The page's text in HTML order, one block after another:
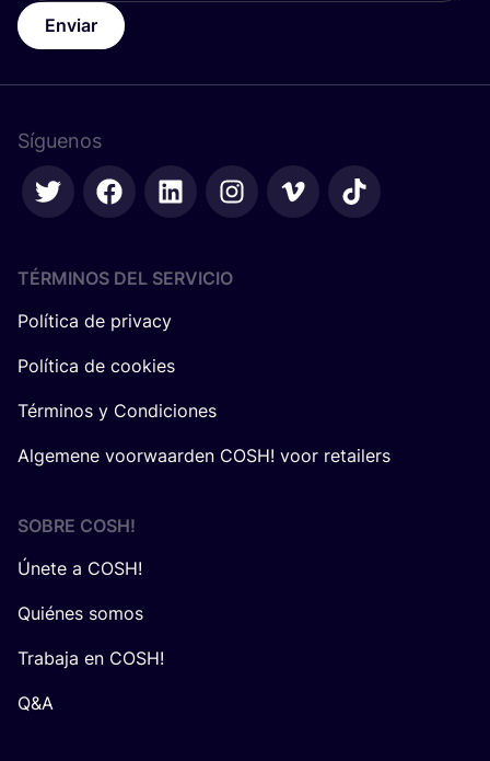
Enviar
Síguenos
TÉRMINOS DEL SERVICIO
Política de privacy
Política de cookies
Términos y Condiciones
Algemene voorwaarden COSH! voor retailers
SOBRE COSH!
Únete a COSH!
Quiénes somos
Trabaja en COSH!
Q&A